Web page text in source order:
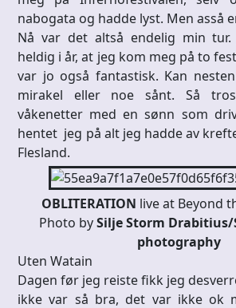
nabogata og hadde lyst. Men asså
Nå var det altså endelig min tur.
heldig i år, at jeg kom meg på to
var jo også fantastisk. Kan
mirakel eller noe sånt. Så
våkenetter med en sønn som
hentet jeg på alt jeg hadde av
Flesland.
OBLITERATION live at Beyond
Photo bySilje Storm Drabitius/
photography
Uten Watain
Dagen før jeg reiste fikk jeg
ikke var så bra, det var ikke ok